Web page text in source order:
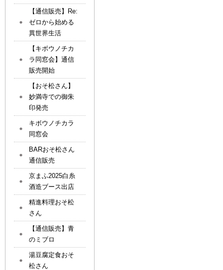
【通信販売】Re:
ゼロから始める
異世界生活
【キボウノチカ
ラ同窓会】通信
販売開始
【おそ松さん】
妙満寺での御朱
印発売
キボウノチカラ
同窓会
BARおそ松さん
通信販売
京まふ2025白糸
酒造ブース出店
精進料理おそ松
さん
【通信販売】青
のミブロ
湯豆腐定食おそ
松さん